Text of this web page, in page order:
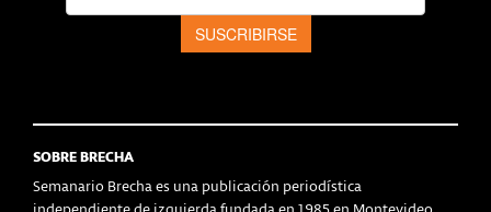
SOBRE BRECHA
Semanario Brecha es una publicación periodística